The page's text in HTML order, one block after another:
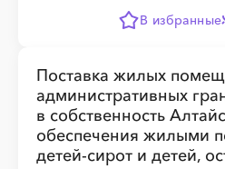
В избранные
Поставка жилых
административных
в собственность
обеспечения жилыми
детей-сирот и детей,